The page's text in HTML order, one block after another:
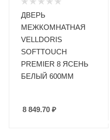
ДВЕРЬ
МЕЖКОМНАТНАЯ
VELLDORIS
SOFTTOUCH
PREMIER 8 ЯСЕНЬ
БЕЛЫЙ 600ММ
8 849.70 ₽